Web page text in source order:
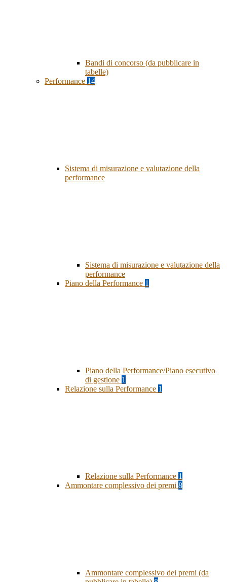
Bandi di concorso (da pubblicare in
tabelle)
Performance 14
Sistema di misurazione e valutazione della
performance
Sistema di misurazione e valutazione della
performance
Piano della Performance 1
Piano della Performance/Piano esecutivo
di gestione 1
Relazione sulla Performance 1
Relazione sulla Performance 1
Ammontare complessivo dei premi 8
Ammontare complessivo dei premi (da